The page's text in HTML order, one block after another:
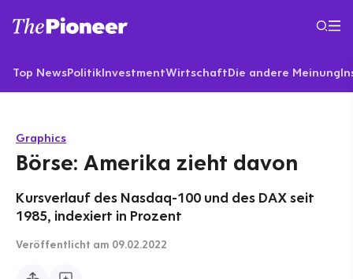
Top NewsPolitikInvestmentWirtschaftDie andere Meinung
Graphics
Börse: Amerika zieht davon
Kursverlauf des Nasdaq-100 und des DAX seit
1985, indexiert in Prozent
Veröffentlicht am 09.02.2022